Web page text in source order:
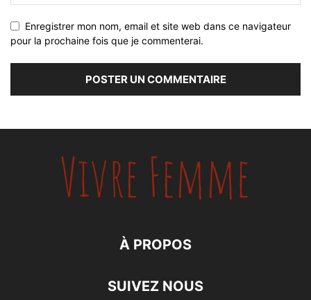
Enregistrer mon nom, email et site web dans ce navigateur
pour la prochaine fois que je commenterai.
À PROPOS
SUIVEZ NOUS